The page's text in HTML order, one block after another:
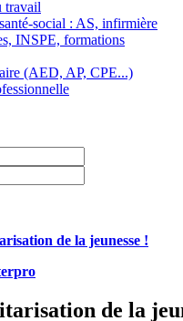
travail
social : AS, infirmière
INSPE, formations
(AED, AP, CPE...)
de la jeunesse !
de la